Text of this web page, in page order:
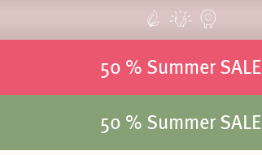
50 % Summer SALE
50 % Summer SALE